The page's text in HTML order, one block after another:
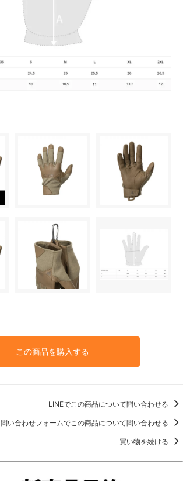
この商品を購入する
LINEでこの商品について問い合わせる
問い合わせフォームでこの商品について問い合わせる
買い物を続ける